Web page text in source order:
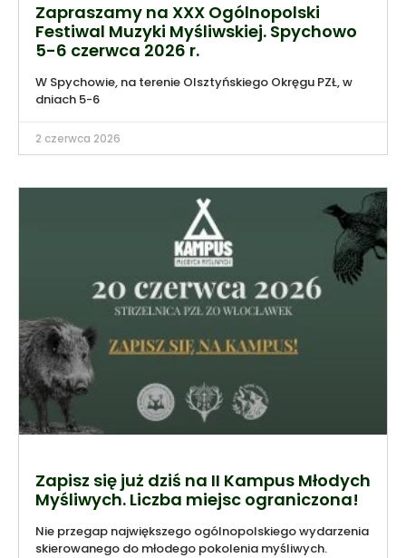
Zapraszamy na XXX Ogólnopolski
Festiwal Muzyki Myśliwskiej. Spychowo
5-6 czerwca 2026 r.
W Spychowie, na terenie Olsztyńskiego Okręgu PZŁ, w
dniach 5-6
2 czerwca 2026
Zapisz się już dziś na II Kampus Młodych
Myśliwych. Liczba miejsc ograniczona!
Nie przegap największego ogólnopolskiego wydarzenia
skierowanego do młodego pokolenia myśliwych.